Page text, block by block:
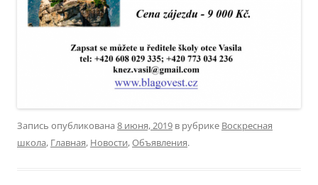
Запись опубликована 8 июня, 2019 в рубрике Воскресная
школа, Главная, Новости,Объявления.